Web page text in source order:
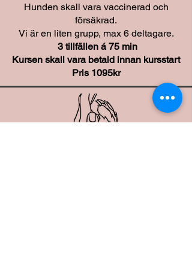
Hunden skall vara vaccinerad och
försäkrad.
Vi är en liten grupp, max 6 deltagare.
3 tillfällen á 75 min
Kursen skall vara betald innan kursstart
Pris 1095kr